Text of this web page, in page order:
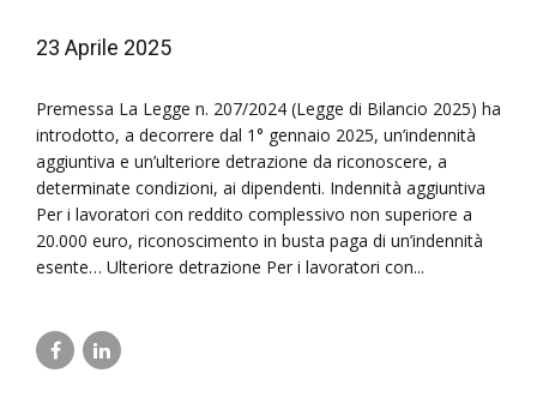
23 Aprile 2025
Premessa La Legge n. 207/2024 (Legge di Bilancio 2025) ha
introdotto, a decorrere dal 1° gennaio 2025, un’indennità
aggiuntiva e un’ulteriore detrazione da riconoscere, a
determinate condizioni, ai dipendenti. Indennità aggiuntiva
Per i lavoratori con reddito complessivo non superiore a
20.000 euro, riconoscimento in busta paga di un’indennità
esente… Ulteriore detrazione Per i lavoratori con...